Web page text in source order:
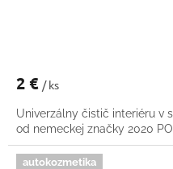
2 € / ks
Univerzálny čistič interiéru v
od nemeckej značky 2020
autokozmetika